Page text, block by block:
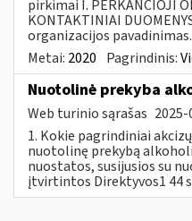
pirkimai I. PERKANČIOJI
KONTAKTINIAI
organizacijos
Metai: 2020 Pagrindinis:
Nuotolinė prekyba
Web turinio sąrašas
1. Kokie pagrindiniai
nuotolinę prekybą
nuostatos, susijusios su
įtvirtintos Direktyvos1 44